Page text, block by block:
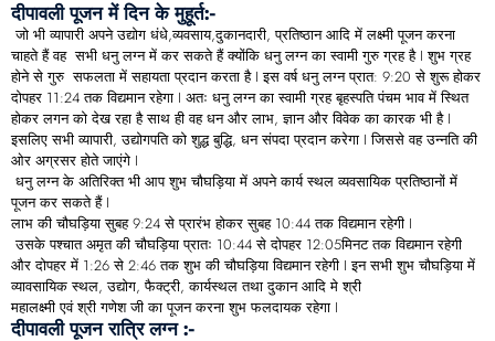
दीपावली पूजन में दिन के मुहूर्त:-
जो भी व्यापारी अपने उद्योग धंधे,व्यवसाय,दुकानदारी, प्रतिष्ठान आदि में लक्ष्मी पूजन करना
चाहते हैं वह सभी धनु लग्न में कर सकते हैं क्योंकि धनु लग्न का स्वामी गुरु ग्रह है I शुभ ग्रह
होने से गुरु सफलता में सहायता प्रदान करता है I इस वर्ष धनु लग्न प्रात: 9:20 से शुरू होकर
दोपहर 11:24 तक विद्यमान रहेगा I अतः धनु लग्न का स्वामी ग्रह बृहस्पति पंचम भाव में स्थित
होकर लगन को देख रहा है साथ ही वह धन और लाभ, ज्ञान और विवेक का कारक भी है I
इसलिए सभी व्यापारी, उद्योगपति को शुद्ध बुद्धि, धन संपदा प्रदान करेगा I जिससे वह उन्नति की
ओर अग्रसर होते जाएंगे I
धनु लग्न के अतिरिक्त भी आप शुभ चौघड़िया में अपने कार्य स्थल व्यवसायिक प्रतिष्ठानों में
पूजन कर सकते हैं I
लाभ की चौघड़िया सुबह 9:24 से प्रारंभ होकर सुबह 10:44 तक विद्यमान रहेगी I
उसके पश्चात अमृत की चौघड़िया प्रातः 10:44 से दोपहर 12:05मिनट तक विद्यमान रहेगी
और दोपहर में 1:26 से 2:46 तक शुभ की चौघड़िया विद्यमान रहेगी I इन सभी शुभ चौघड़िया में
व्यावसायिक स्थल, उद्योग, फैक्ट्री, कार्यस्थल तथा दुकान आदि मे श्री
महालक्ष्मी एवं श्री गणेश जी का पूजन करना शुभ फलदायक रहेगा I
दीपावली पूजन रात्रि लग्न :-